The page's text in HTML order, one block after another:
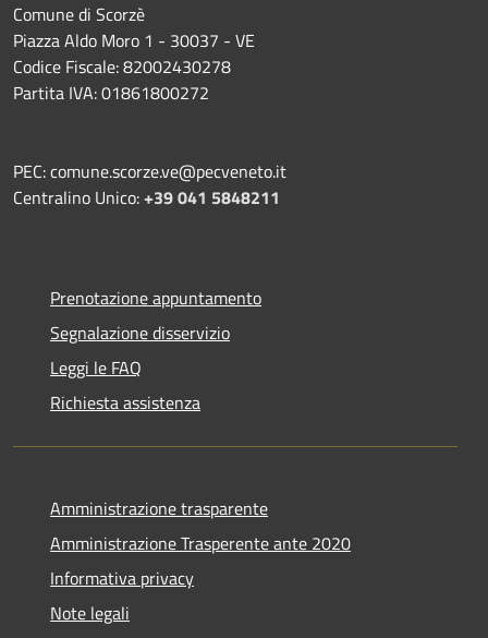
Comune di Scorzè
Piazza Aldo Moro 1 - 30037 - VE
Codice Fiscale: 82002430278
Partita IVA: 01861800272
PEC: comune.scorze.ve@pecveneto.it
Centralino Unico:+39 041 5848211
Prenotazione appuntamento
Segnalazione disservizio
Leggi le FAQ
Richiesta assistenza
Amministrazione trasparente
Amministrazione Trasperente ante 2020
Informativa privacy
Note legali